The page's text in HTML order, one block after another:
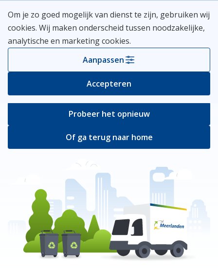
naar
inhoud
Meerlanden Logo
Kies jeOpen
Er ging iets mis
Bij het ophalen van de pagina ging er iets
verkeerd.
Probeer het opnieuw
Of ga terug naar home
Om je zo goed mogelijk van dienst te zijn, gebruiken wij
cookies. Wij maken onderscheid tussen noodzakelijke,
analytische en marketing cookies.
Aanpassen
Accepteren